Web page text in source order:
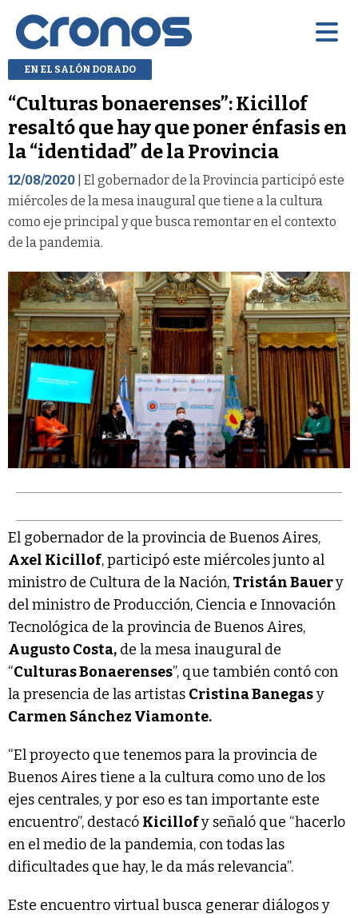
EN EL SALÓN DORADO
“Culturas bonaerenses”: Kicillof
resaltó que hay que poner énfasis en
la “identidad” de la Provincia
12/08/2020 | El gobernador de la Provincia participó este
miércoles de la mesa inaugural que tiene a la cultura
como eje principal y que busca remontar en el contexto
de la pandemia.
El gobernador de la provincia de Buenos Aires,
Axel Kicillof, participó este miércoles junto al
ministro de Cultura de la Nación, Tristán Bauery
del ministro de Producción, Ciencia e Innovación
Tecnológica de la provincia de Buenos Aires,
Augusto Costa, de la mesa inaugural de
“Culturas Bonaerenses”, que también contó con
la presencia de las artistas Cristina Banegasy
Carmen Sánchez Viamonte.
“El proyecto que tenemos para la provincia de
Buenos Aires tiene a la cultura como uno de los
ejes centrales, y por eso es tan importante este
encuentro”, destacó Kicillofy señaló que “hacerlo
en el medio de la pandemia, con todas las
dificultades que hay, le da más relevancia”.
Este encuentro virtual busca generar diálogos y